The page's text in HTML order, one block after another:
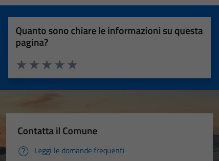
Quanto sono chiare le informazioni su questa
pagina?
Valuta 5 stelle su 5
Valuta 4 stelle su 5
Valuta 3 stelle su 5
Valuta 2 stelle su 5
Valuta 1 stelle su 5
Contatta il Comune
Leggi le domande frequenti